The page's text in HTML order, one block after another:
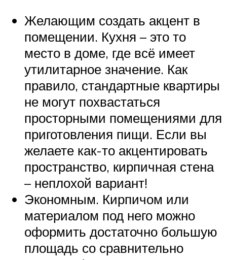
Желающим создать акцент в
помещении. Кухня – это то
место в доме, где всё имеет
утилитарное значение. Как
правило, стандартные квартиры
не могут похвастаться
просторными помещениями для
приготовления пищи. Если вы
желаете как-то акцентировать
пространство, кирпичная стена
– неплохой вариант!
Экономным. Кирпичом или
материалом под него можно
оформить достаточно большую
площадь со сравнительно